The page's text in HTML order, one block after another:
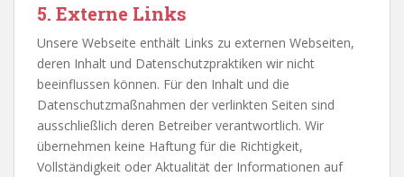
5. Externe Links
Unsere Webseite enthält Links zu externen Webseiten,
deren Inhalt und Datenschutzpraktiken wir nicht
beeinflussen können. Für den Inhalt und die
Datenschutzmaßnahmen der verlinkten Seiten sind
ausschließlich deren Betreiber verantwortlich. Wir
übernehmen keine Haftung für die Richtigkeit,
Vollständigkeit oder Aktualität der Informationen auf